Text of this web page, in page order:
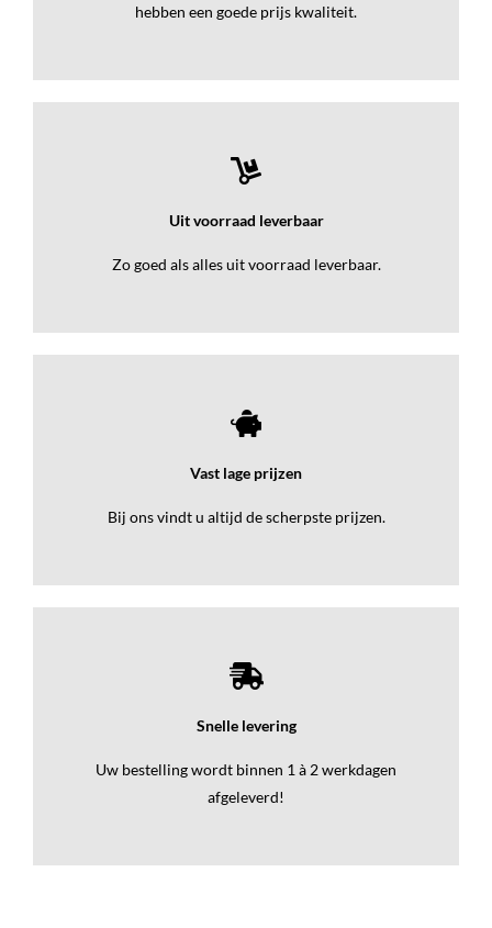
hebben een goede prijs kwaliteit.
Uit voorraad leverbaar
Zo goed als alles uit voorraad leverbaar.
Vast lage prijzen
Bij ons vindt u altijd de scherpste prijzen.
Snelle levering
Uw bestelling wordt binnen 1 à 2 werkdagen
afgeleverd!